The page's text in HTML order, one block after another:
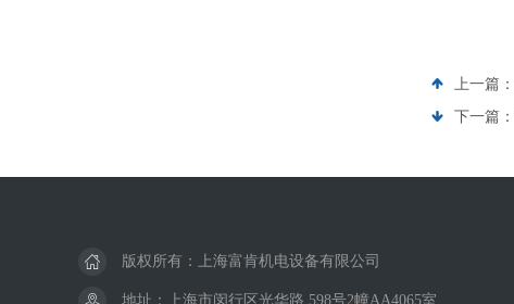
上一篇：
下一篇：
版权所有：上海富肯机电设备有限公司
地址：上海市闵行区光华路 598号2幢AA4065室